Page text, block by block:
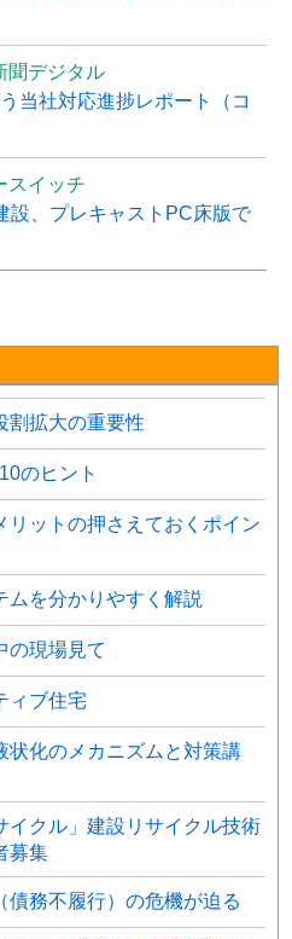
聞デジタル
当社対応進捗レポート（コ
スイッチ
、プレキャストPC床版で
割拡大の重要性
のヒント
リットの押さえておくポイン
ムを分かりやすく解説
現場見て
ィブ住宅
状化のメカニズムと対策講
イクル」建設リサイクル技術
募集
債務不履行）の危機が迫る